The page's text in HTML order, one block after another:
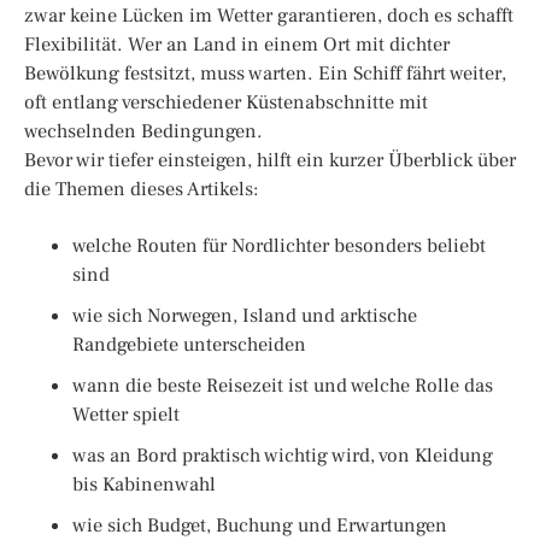
zwar keine Lücken im Wetter garantieren, doch es schafft
Flexibilität. Wer an Land in einem Ort mit dichter
Bewölkung festsitzt, muss warten. Ein Schiff fährt weiter,
oft entlang verschiedener Küstenabschnitte mit
wechselnden Bedingungen.
Bevor wir tiefer einsteigen, hilft ein kurzer Überblick über
die Themen dieses Artikels:
welche Routen für Nordlichter besonders beliebt
sind
wie sich Norwegen, Island und arktische
Randgebiete unterscheiden
wann die beste Reisezeit ist und welche Rolle das
Wetter spielt
was an Bord praktisch wichtig wird, von Kleidung
bis Kabinenwahl
wie sich Budget, Buchung und Erwartungen